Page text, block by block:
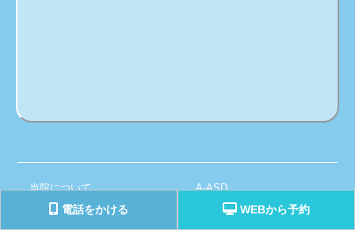
当院について
初診の方へ
A-ASD
電話をかける WEBから予約